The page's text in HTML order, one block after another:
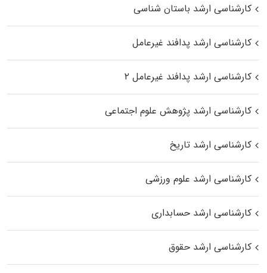
کارشناسی ارشد باستان شناسی
کارشناسی ارشد پدافند غیرعامل
کارشناسی ارشد پدافند غیرعامل ۲
کارشناسی ارشد پژوهش علوم اجتماعی
کارشناسی ارشد تاریخ
کارشناسی ارشد علوم ورزشی
کارشناسی ارشد حسابداری
کارشناسی ارشد حقوق